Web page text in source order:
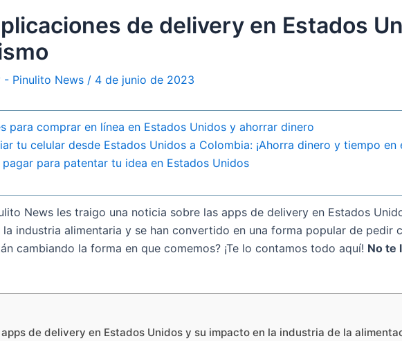
de delivery en Estados
- Pinulito News / 4 de junio de 2023
para comprar en línea en Estados Unidos y ahorrar dinero
tu celular desde Estados Unidos a Colombia: ¡Ahorra dinero y tiempo en
para patentar tu idea en Estados Unidos
News les traigo una noticia sobre las apps de delivery en Estados
industria alimentaria y se han convertido en una forma popular de pedir
cambiando la forma en que comemos? ¡Te lo contamos todo aquí! No te
de delivery en Estados Unidos y su impacto en la industria de la